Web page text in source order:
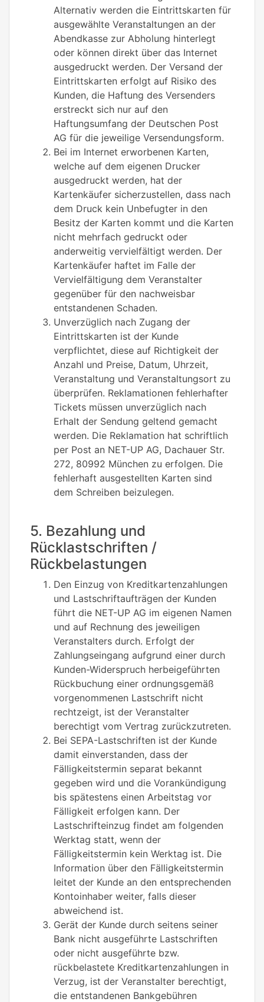
Alternativ werden die Eintrittskarten für
ausgewählte Veranstaltungen an der
Abendkasse zur Abholung hinterlegt
oder können direkt über das Internet
ausgedruckt werden. Der Versand der
Eintrittskarten erfolgt auf Risiko des
Kunden, die Haftung des Versenders
erstreckt sich nur auf den
Haftungsumfang der Deutschen Post
AG für die jeweilige Versendungsform.
Bei im Internet erworbenen Karten,
welche auf dem eigenen Drucker
ausgedruckt werden, hat der
Kartenkäufer sicherzustellen, dass nach
dem Druck kein Unbefugter in den
Besitz der Karten kommt und die Karten
nicht mehrfach gedruckt oder
anderweitig vervielfältigt werden. Der
Kartenkäufer haftet im Falle der
Vervielfältigung dem Veranstalter
gegenüber für den nachweisbar
entstandenen Schaden.
Unverzüglich nach Zugang der
Eintrittskarten ist der Kunde
verpflichtet, diese auf Richtigkeit der
Anzahl und Preise, Datum, Uhrzeit,
Veranstaltung und Veranstaltungsort zu
überprüfen. Reklamationen fehlerhafter
Tickets müssen unverzüglich nach
Erhalt der Sendung geltend gemacht
werden. Die Reklamation hat schriftlich
per Post an NET-UP AG, Dachauer Str.
272, 80992 München zu erfolgen. Die
fehlerhaft ausgestellten Karten sind
dem Schreiben beizulegen.
5. Bezahlung und
Rücklastschriften /
Rückbelastungen
Den Einzug von Kreditkartenzahlungen
und Lastschriftaufträgen der Kunden
führt die NET-UP AG im eigenen Namen
und auf Rechnung des jeweiligen
Veranstalters durch. Erfolgt der
Zahlungseingang aufgrund einer durch
Kunden-Widerspruch herbeigeführten
Rückbuchung einer ordnungsgemäß
vorgenommenen Lastschrift nicht
rechtzeigt, ist der Veranstalter
berechtigt vom Vertrag zurückzutreten.
Bei SEPA-Lastschriften ist der Kunde
damit einverstanden, dass der
Fälligkeitstermin separat bekannt
gegeben wird und die Vorankündigung
bis spätestens einen Arbeitstag vor
Fälligkeit erfolgen kann. Der
Lastschrifteinzug findet am folgenden
Werktag statt, wenn der
Fälligkeitstermin kein Werktag ist. Die
Information über den Fälligkeitstermin
leitet der Kunde an den entsprechenden
Kontoinhaber weiter, falls dieser
abweichend ist.
Gerät der Kunde durch seitens seiner
Bank nicht ausgeführte Lastschriften
oder nicht ausgeführte bzw.
rückbelastete Kreditkartenzahlungen in
Verzug, ist der Veranstalter berechtigt,
die entstandenen Bankgebühren